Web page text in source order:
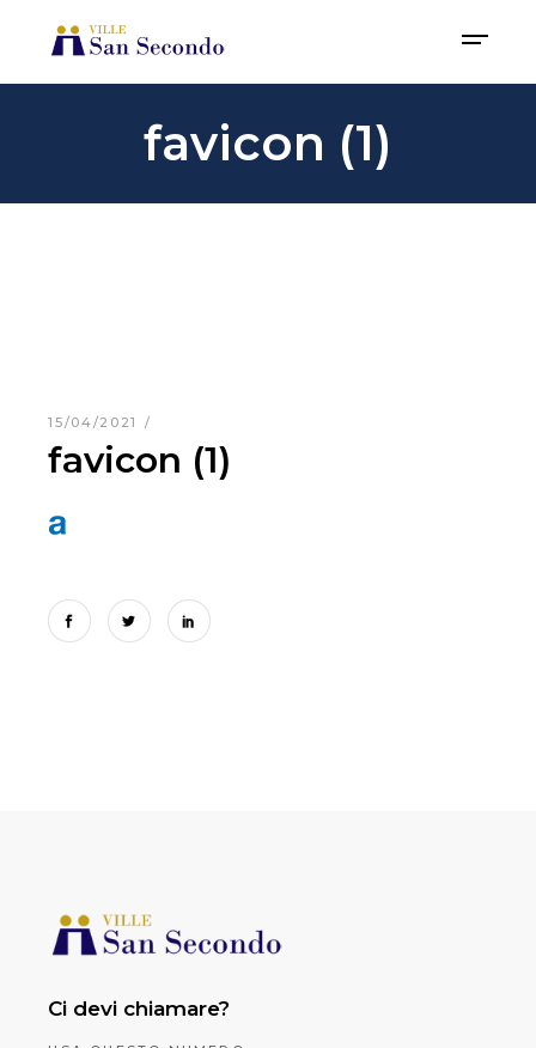
favicon (1)
15/04/2021
favicon (1)
Ci devi chiamare?